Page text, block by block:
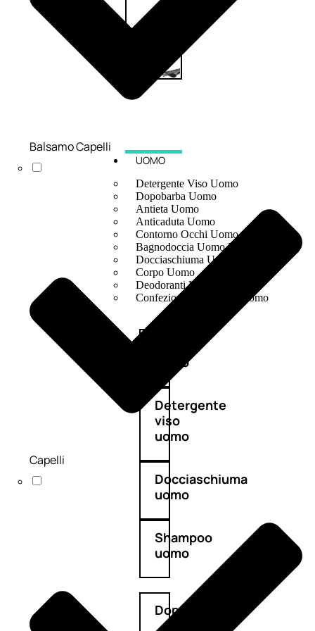
UOMO
Detergente Viso Uomo
Dopobarba Uomo
Antieta Uomo
Anticaduta Uomo
Contorno Occhi Uomo
Bagnodoccia Uomo Profumi
Docciaschiuma Uomo
Corpo Uomo
Deodoranti Uomo
Confezioni Trattamenti Uomo
Antietà
uomo
Detergente
viso
uomo
Docciaschiuma
uomo
Shampoo
uomo
Dopobarba
Balsamo Capelli
Capelli